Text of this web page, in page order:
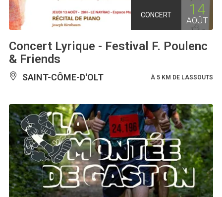
CONCERT 14
AOÛT
Concert Lyrique - Festival F. Poulenc
& Friends
SAINT-CÔME-D'OLT À 5 KM DE LASSOUTS